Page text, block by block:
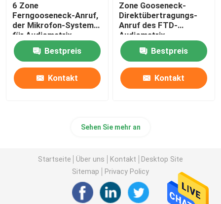
PA-Mikrofon-System
Drahtlose Konferenz-Systeme
Verdrahtetes Konferenz-System
PA-Sprecher-Lautstärkeregler
Proaudioverstärker
Berufsaudiosprecher
6 Zone
Ferngooseneck-Anruf,
der Mikrofon-System
für Audiomatrix-
Verstärker paginiert
Bestpreis
Kontakt
Zone Gooseneck-
Direktübertragungs-
Anruf des FTD-
Audiomatrix-
Verstärker-Schwarz-6,
der Mikrofon-
Schwarzes paginiert
Bestpreis
Kontakt
Sehen Sie mehr an
Startseite Über uns Kontakt
Desktop Site
Sitemap
Privacy Policy